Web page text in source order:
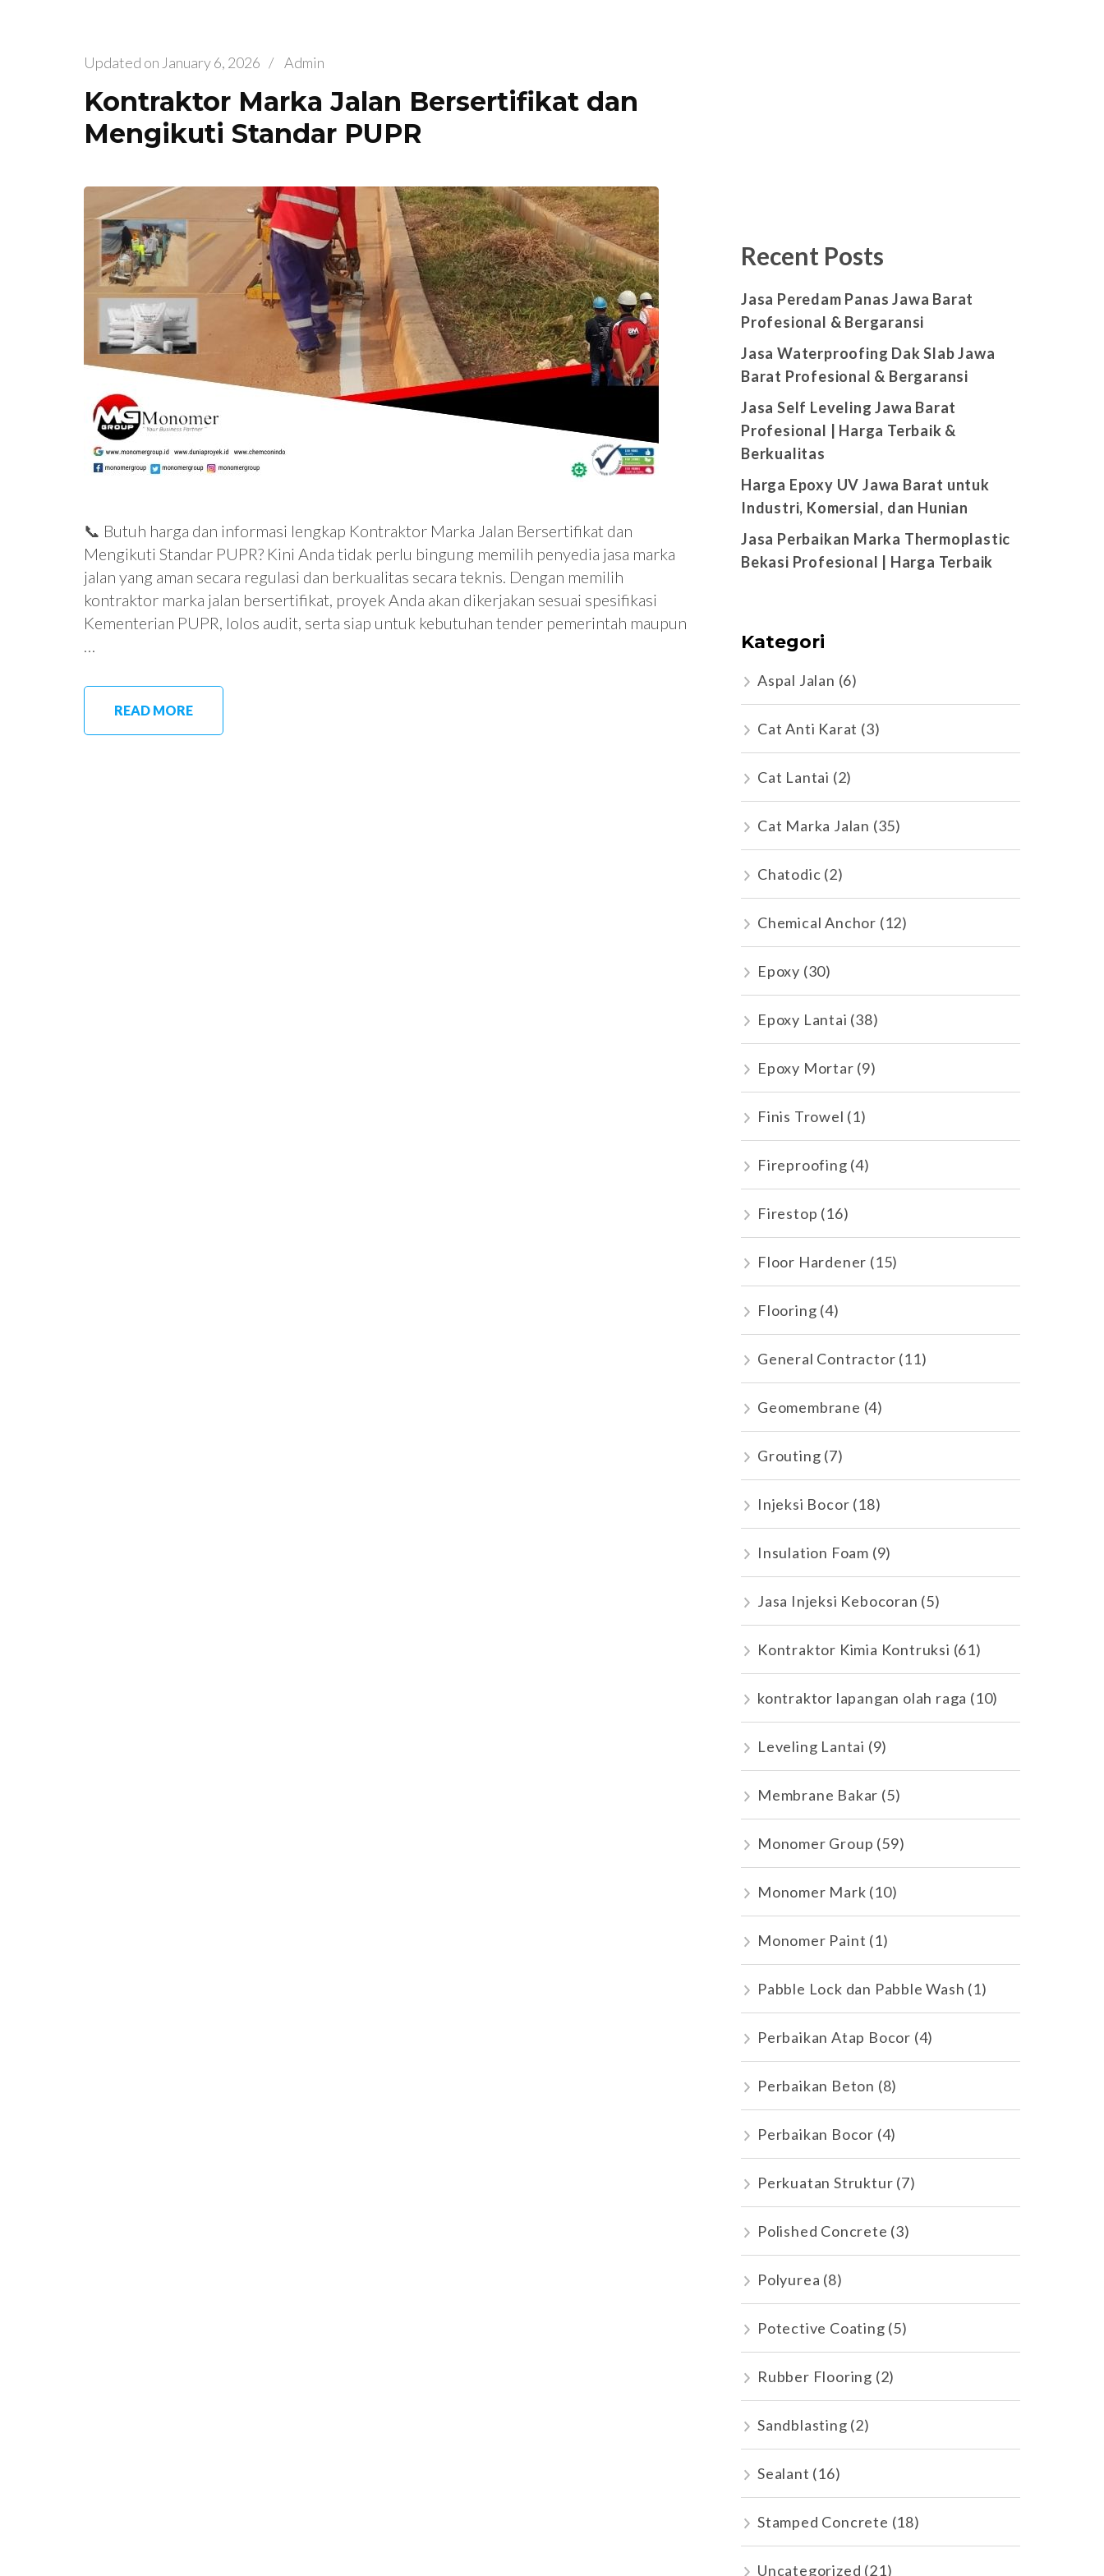
Updated on January 6, 2026 / Admin
Kontraktor Marka Jalan Bersertifikat dan
Mengikuti Standar PUPR
📞 Butuh harga dan informasi lengkap Kontraktor Marka Jalan Bersertifikat dan
Mengikuti Standar PUPR? Kini Anda tidak perlu bingung memilih penyedia jasa marka
jalan yang aman secara regulasi dan berkualitas secara teknis. Dengan memilih
kontraktor marka jalan bersertifikat, proyek Anda akan dikerjakan sesuai spesifikasi
Kementerian PUPR, lolos audit, serta siap untuk kebutuhan tender pemerintah maupun
…
READ MORE
Recent Posts
Jasa Peredam Panas Jawa Barat
Profesional & Bergaransi
Jasa Waterproofing Dak Slab Jawa
Barat Profesional & Bergaransi
Jasa Self Leveling Jawa Barat
Profesional | Harga Terbaik &
Berkualitas
Harga Epoxy UV Jawa Barat untuk
Industri, Komersial, dan Hunian
Jasa Perbaikan Marka Thermoplastic
Bekasi Profesional | Harga Terbaik
Kategori
Aspal Jalan (6)
Cat Anti Karat (3)
Cat Lantai (2)
Cat Marka Jalan (35)
Chatodic (2)
Chemical Anchor (12)
Epoxy (30)
Epoxy Lantai (38)
Epoxy Mortar (9)
Finis Trowel (1)
Fireproofing (4)
Firestop (16)
Floor Hardener (15)
Flooring (4)
General Contractor (11)
Geomembrane (4)
Grouting (7)
Injeksi Bocor (18)
Insulation Foam (9)
Jasa Injeksi Kebocoran (5)
Kontraktor Kimia Kontruksi (61)
kontraktor lapangan olah raga (10)
Leveling Lantai (9)
Membrane Bakar (5)
Monomer Group (59)
Monomer Mark (10)
Monomer Paint (1)
Pabble Lock dan Pabble Wash (1)
Perbaikan Atap Bocor (4)
Perbaikan Beton (8)
Perbaikan Bocor (4)
Perkuatan Struktur (7)
Polished Concrete (3)
Polyurea (8)
Potective Coating (5)
Rubber Flooring (2)
Sandblasting (2)
Sealant (16)
Stamped Concrete (18)
Uncategorized (21)